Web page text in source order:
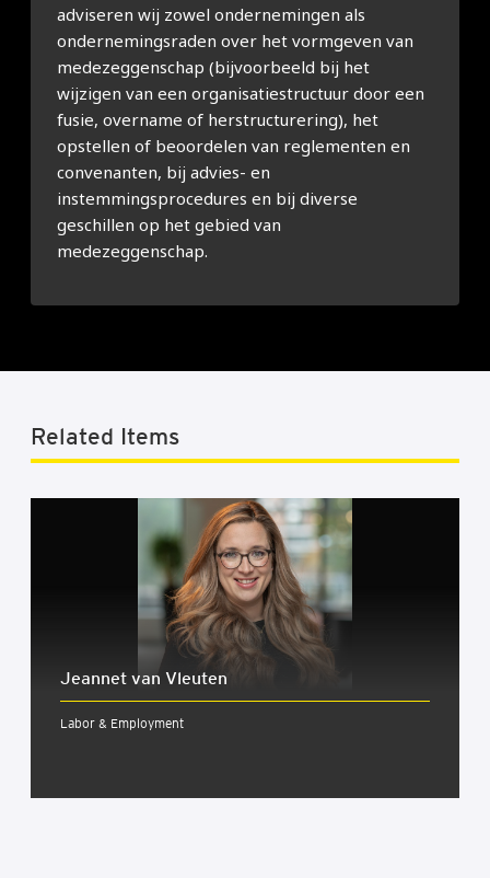
adviseren wij zowel ondernemingen als
ondernemingsraden over het vormgeven van
medezeggenschap (bijvoorbeeld bij het
wijzigen van een organisatiestructuur door een
fusie, overname of herstructurering), het
opstellen of beoordelen van reglementen en
convenanten, bij advies- en
instemmingsprocedures en bij diverse
geschillen op het gebied van
medezeggenschap.
Related Items
Jeannet van Vleuten
Labor & Employment